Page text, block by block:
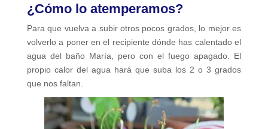
¿Cómo lo atemperamos?
Para que vuelva a subir otros pocos grados, lo mejor es
volverlo a poner en el recipiente dónde has calentado el
agua del baño María, pero con el fuego apagado. El
propio calor del agua hará que suba los 2 o 3 grados
que nos faltan.